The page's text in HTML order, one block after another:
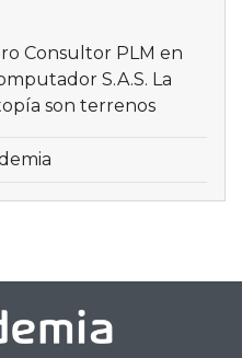
Consultor PLM en
S.A.S. La
son terrenos